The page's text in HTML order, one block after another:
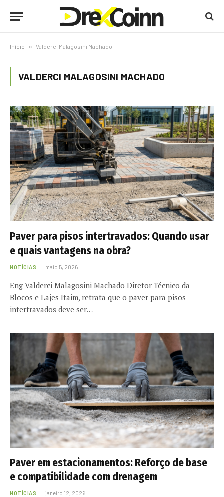
Início » Valderci Malagosini Machado
VALDERCI MALAGOSINI MACHADO
Paver para pisos intertravados: Quando usar
e quais vantagens na obra?
NOTÍCIAS maio 5, 2026
Eng Valderci Malagosini Machado Diretor Técnico da
Blocos e Lajes Itaim, retrata que o paver para pisos
intertravados deve ser…
Paver em estacionamentos: Reforço de base
e compatibilidade com drenagem
NOTÍCIAS janeiro 12, 2026